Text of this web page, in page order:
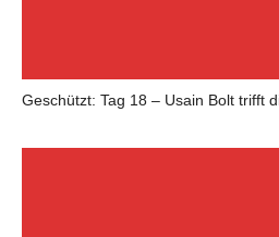
Geschützt: Tag 18 – Usain Bolt trifft